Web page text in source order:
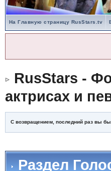
На Главную страницу RusStars.tv
RusStars -
актрисах и
С возвращением, последний раз вы
Раздел